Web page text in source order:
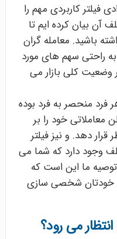
فیلتر کاربردی مهم را
بیان کرده ایم تا
باشید. معامله گران
راحتی سهم های مورد
وضعیت کلی بازار می
فرد منحصر به فرد بوده
معاملاتی خود را بر
دهد. و نیز فیلتر
وجود دارد که شما می
توصیه ما این است که
خودتان شخصی سازی
می رود؟